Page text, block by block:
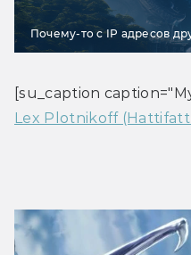
Почему-то с IP адресов
Lex Plotnikoff